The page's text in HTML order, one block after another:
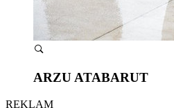
ARZU ATABARUT
REKLAM